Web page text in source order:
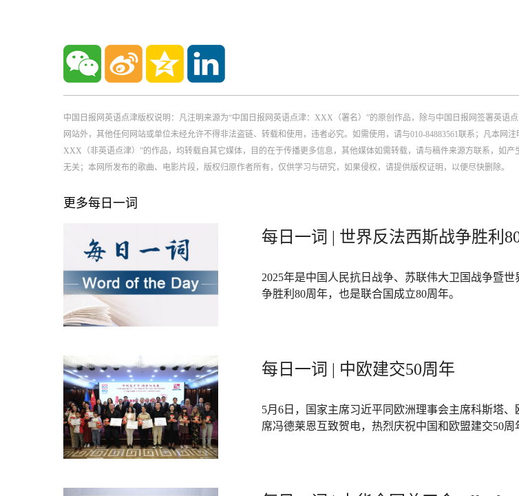
中国日报网英语点津版权说明：凡注明来源为“中国日报网英语点津：XXX（署名）”的原创作品，除与中国日报网签署英语
网站外，其他任何网站或单位未经允许不得非法盗链、转载和使用，违者必究。如需使用，请与010-84883561联系；凡本网注
XXX（非英语点津）”的作品，均转载自其它媒体，目的在于传播更多信息，其他媒体如需转载，请与稿件来源方联系，如产
无关；本网所发布的歌曲、电影片段，版权归原作者所有，仅供学习与研究，如果侵权，请提供版权证明，以便尽快删除。
更多每日一词
每日一词 | 世界反法西斯战争胜利
2025年是中国人民抗日战争、苏联伟大卫国战争暨世
争胜利80周年，也是联合国成立80周年。
每日一词 | 中欧建交50周年
5月6日，国家主席习近平同欧洲理事会主席科斯塔、
席冯德莱恩互致贺电，热烈庆祝中国和欧盟建交50周